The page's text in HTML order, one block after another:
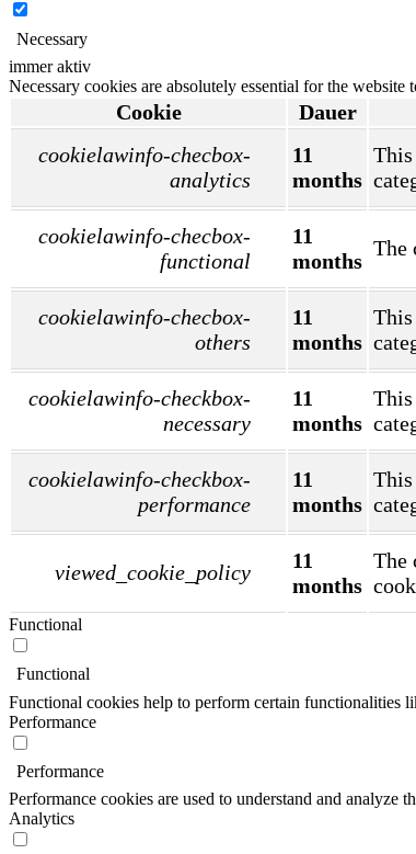
Necessary
immer aktiv
Necessary cookies are absolutely essential for the
Cookie Dauer
cookielawinfo-checbox-
analytics
11
months
This
cookielawinfo-checbox-
functional
11
months
The
cookielawinfo-checbox-
others
11
months
This
cookielawinfo-checkbox-
necessary
11
months
This
cookielawinfo-checkbox-
performance
11
months
This
viewed_cookie_policy
11
months
The
Functional
Functional
Functional cookies help to perform certain functionalities
Performance
Performance
Performance cookies are used to understand and
Analytics